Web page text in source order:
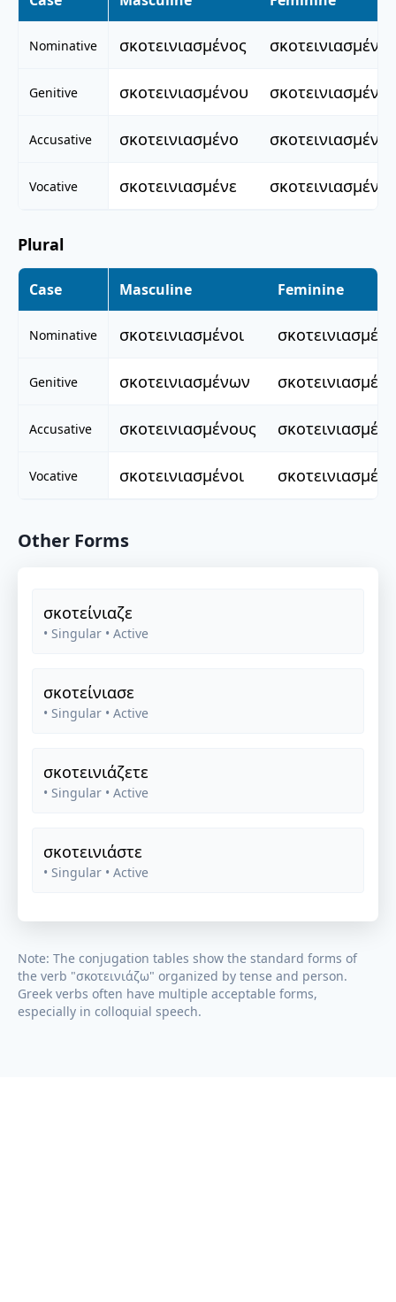
Nominative σκοτεινιασμένος σκοτεινιασμένη
Genitive σκοτεινιασμένου σκοτεινιασμένης
Accusative σκοτεινιασμένο σκοτεινιασμένη
Vocative σκοτεινιασμένε σκοτεινιασμένη
Plural
Case Masculine Feminine
Nominative σκοτεινιασμένοι
Genitive σκοτεινιασμένων
Accusative σκοτεινιασμένους
Vocative σκοτεινιασμένοι
Other Forms
σκοτείνιαζε
• Singular • Active
σκοτείνιασε
• Singular • Active
σκοτεινιάζετε
• Singular • Active
σκοτεινιάστε
• Singular • Active
Note: The conjugation tables show the standard forms of
the verb "σκοτεινιάζω" organized by tense and person.
Greek verbs often have multiple acceptable forms,
especially in colloquial speech.